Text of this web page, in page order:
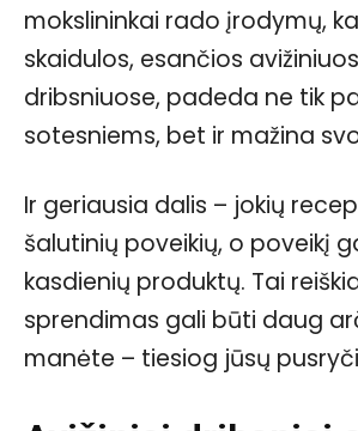
mokslininkai rado įrodymų,
skaidulos, esančios
dribsniuose, padeda ne tik
sotesniems, bet ir mažina
Ir geriausia dalis – jokių
šalutinių poveikių, o poveikį
kasdienių produktų. Tai
sprendimas gali būti daug
manėte – tiesiog jūsų